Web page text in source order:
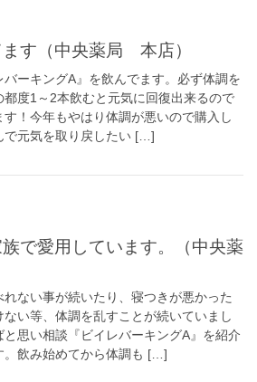
ます（中央薬局 本店）
ーキングA』を飲んでます。必ず体調を
度1～2本飲むと元気に回復出来るので
！今年もやはり体調が悪いので購入し
で元気を取り戻したい […]
ない事が続いたり、寝つきが悪かった
ない等、体調を乱すことが続いていまし
思い相談『ビイレバーキングA』を紹介
。飲み始めてから体調も […]